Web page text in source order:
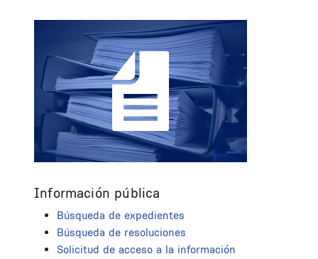
Información pública
Búsqueda de expedientes
Búsqueda de resoluciones
Solicitud de acceso a la información